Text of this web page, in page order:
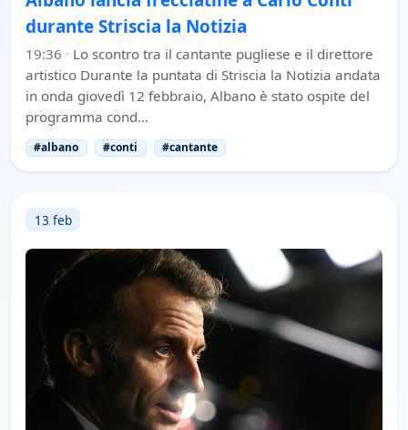
durante Striscia la Notizia
19:36 · Lo scontro tra il cantante pugliese e il direttore
artistico Durante la puntata di Striscia la Notizia andata
in onda giovedì 12 febbraio, Albano è stato ospite del
programma cond…
#albano #conti #cantante
13 feb